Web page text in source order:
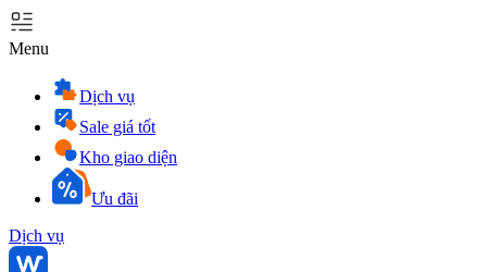
Menu
Dịch vụ
Sale giá tốt
Kho giao diện
Ưu đãi
Dịch vụ